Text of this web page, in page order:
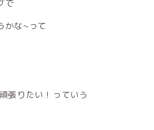
で
かな~って
張りたい！っていう